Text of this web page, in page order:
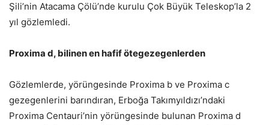
Şili’nin Atacama Çölü’nde kurulu Çok Büyük Teleskop’la 2
yıl gözlemledi.
Proxima d, bilinen en hafif ötegezegenlerden
Gözlemlerde, yörüngesinde Proxima b ve Proxima c
gezegenlerini barındıran, Erboğa Takımyıldızı’ndaki
Proxima Centauri’nin yörüngesinde bulunan Proxima d